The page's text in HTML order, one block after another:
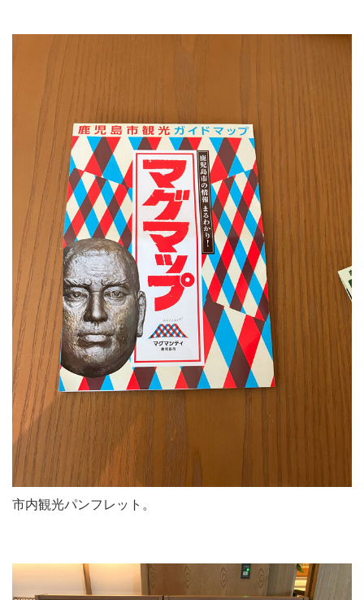
市内観光パンフレット。